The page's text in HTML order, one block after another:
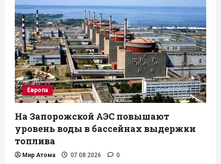
Европа
На Запорожской АЭС повышают
уровень воды в бассейнах выдержки
топлива
Мир Атома 07.08.2026 0